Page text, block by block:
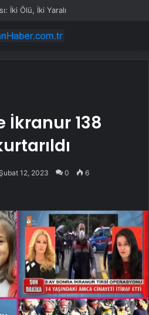
İki Ölü, İki Yaralı
İkranur 138
Şubat 12, 2023 0 6